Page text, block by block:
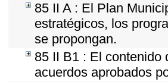
85 II A : El Plan
estratégicos, los
se propongan.
85 II B1 : El contenido
acuerdos aprobados